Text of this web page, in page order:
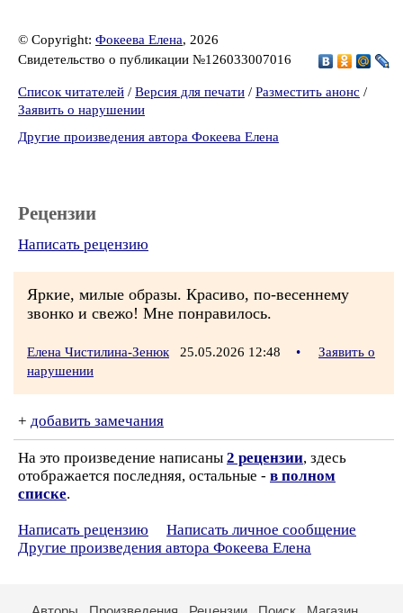
© Copyright: Фокеева Елена, 2026
Свидетельство о публикации №126033007016
Список читателей / Версия для печати / Разместить анонс /
Заявить о нарушении
Другие произведения автора Фокеева Елена
Рецензии
Написать рецензию
Яркие, милые образы. Красиво, по-весеннему
звонко и свежо! Мне понравилось.
Елена Чистилина-Зенюк 25.05.2026 12:48 •
Заявить о
нарушении
+ добавить замечания
На это произведение написаны 2 рецензии, здесь
отображается последняя, остальные - в полном
списке.
Написать рецензию
Написать личное сообщение
Другие произведения автора Фокеева Елена